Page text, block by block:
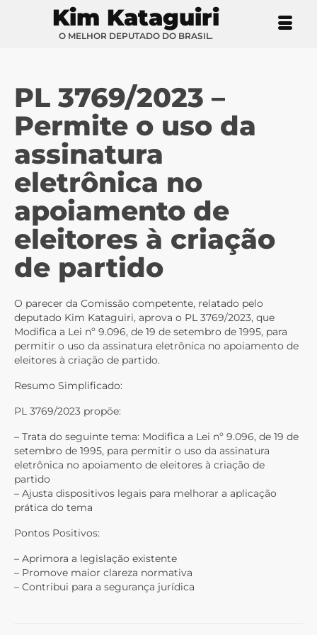
Kim Kataguiri
O MELHOR DEPUTADO DO BRASIL.
PL 3769/2023 –
Permite o uso da
assinatura
eletrônica no
apoiamento de
eleitores à criação
de partido
O parecer da Comissão competente, relatado pelo
deputado Kim Kataguiri, aprova o PL 3769/2023, que
Modifica a Lei nº 9.096, de 19 de setembro de 1995, para
permitir o uso da assinatura eletrônica no apoiamento de
eleitores à criação de partido.
Resumo Simplificado:
PL 3769/2023 propõe:
– Trata do seguinte tema: Modifica a Lei nº 9.096, de 19 de
setembro de 1995, para permitir o uso da assinatura
eletrônica no apoiamento de eleitores à criação de
partido
– Ajusta dispositivos legais para melhorar a aplicação
prática do tema
Pontos Positivos:
– Aprimora a legislação existente
– Promove maior clareza normativa
– Contribui para a segurança jurídica